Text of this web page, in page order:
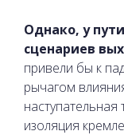
Однако, у
сценариев
привели бы к
рычагом
изоляция